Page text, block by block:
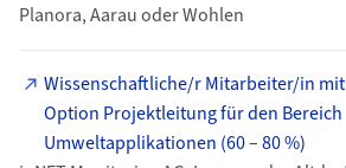
Planora, Aarau oder Wohlen
Wissenschaftliche/r Mitarbeiter/in mit
Option Projektleitung für den Bereich
Umweltapplikationen (60 – 80 %)